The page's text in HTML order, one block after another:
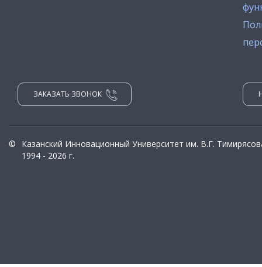
ЗАКАЗАТЬ ЗВОНОК
©
Казанский Инновационный Университет им. В.Г.
1994 - 2026 г.